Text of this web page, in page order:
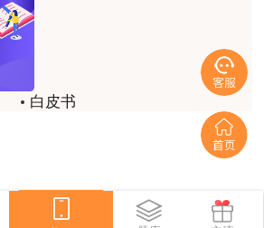
指挥体系或者职责已经调整
法律、法规、规章和标准发生变
常好
白皮书